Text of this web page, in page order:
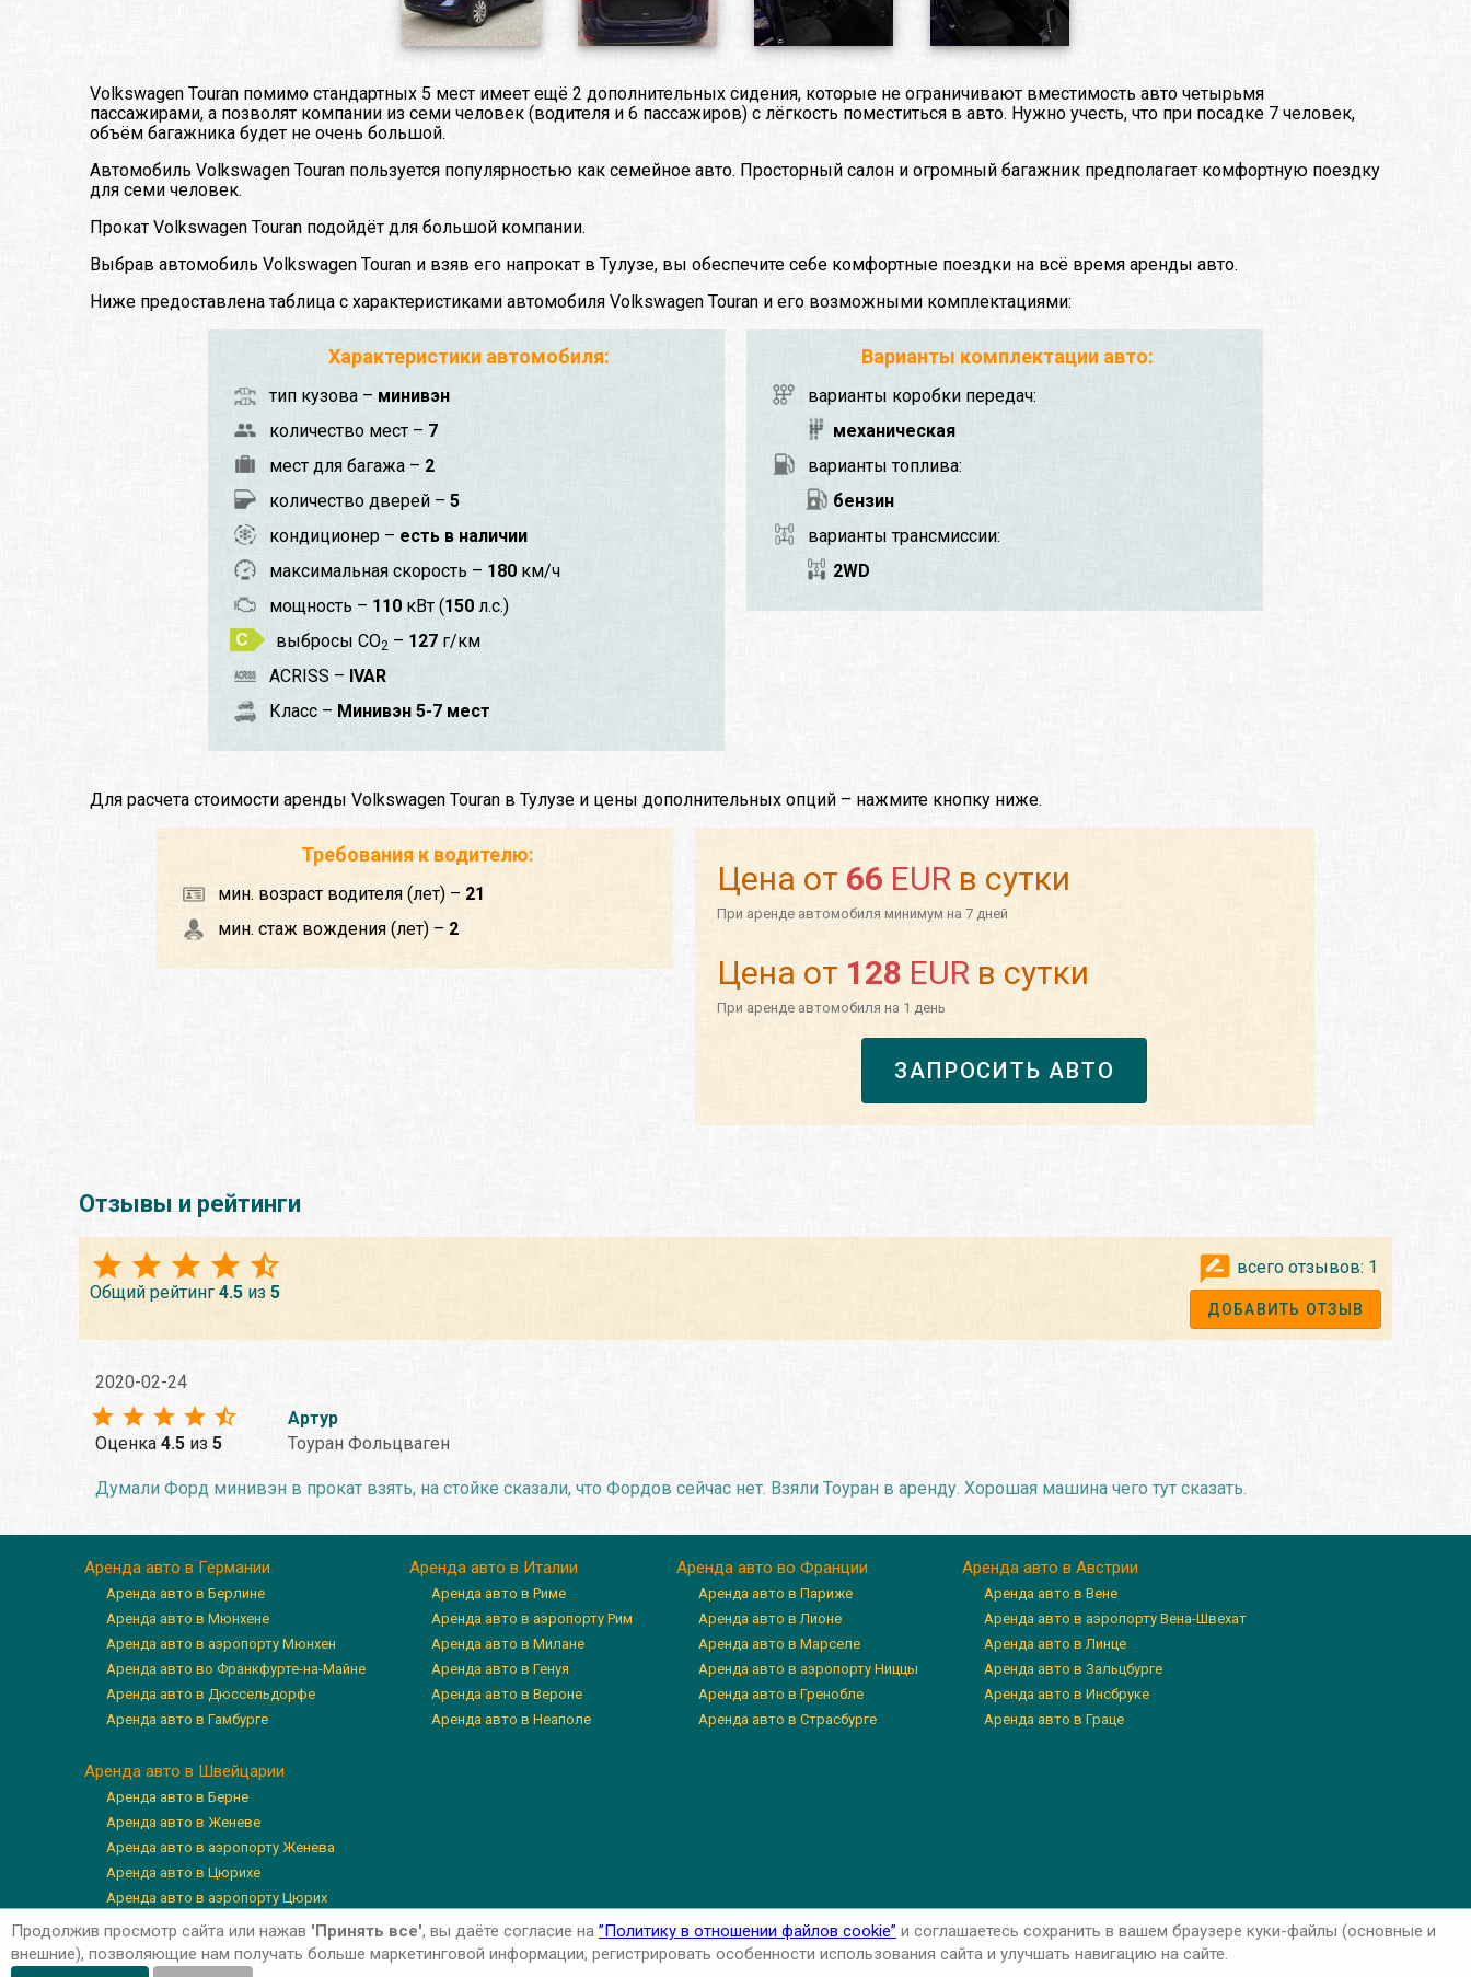
Volkswagen Touran помимо стандартных 5 мест имеет ещё 2 дополнительных сидения, которые не ограничивают вместимость авто четырьмя
пассажирами, а позволят компании из семи человек (водителя и 6 пассажиров) с лёгкость поместиться в авто. Нужно учесть, что при посадке 7 человек,
объём багажника будет не очень большой.
Автомобиль Volkswagen Touran пользуется популярностью как семейное авто. Просторный салон и огромный багажник предполагает комфортную поездку
для семи человек.
Прокат Volkswagen Touran подойдёт для большой компании.
Выбрав автомобиль Volkswagen Touran и взяв его напрокат в Тулузе, вы обеспечите себе комфортные поездки на всё время аренды авто.
Ниже предоставлена таблица с характеристиками автомобиля Volkswagen Touran и его возможными комплектациями:
Характеристики автомобиля:
тип кузова – минивэн
количество мест – 7
мест для багажа – 2
количество дверей – 5
кондиционер – есть в наличии
максимальная скорость – 180 км/ч
мощность – 110 кВт (150 л.с.)
выбросы CO2 – 127 г/км
ACRISS – IVAR
Класс – Минивэн 5-7 мест
Варианты комплектации авто:
варианты коробки передач:
механическая
варианты топлива:
бензин
варианты трансмиссии:
2WD
Для расчета стоимости аренды Volkswagen Touran в Тулузе и цены дополнительных опций – нажмите кнопку ниже.
Требования к водителю:
мин. возраст водителя (лет) – 21
мин. стаж вождения (лет) – 2
Цена от 66 EURв сутки
При аренде автомобиля минимум на 7 дней
Цена от 128 EURв сутки
При аренде автомобиля на 1 день
ЗАПРОСИТЬ АВТО
Отзывы и рейтинги
Общий рейтинг 4.5 из 5
всего отзывов: 1
ДОБАВИТЬ ОТЗЫВ
2020-02-24
Оценка 4.5 из 5
Артур
Тоуран Фольцваген
Думали Форд минивэн в прокат взять, на стойке сказали, что Фордов сейчас нет. Взяли Тоуран в аренду. Хорошая машина чего тут сказать.
Аренда авто в Германии
Аренда авто в Берлине
Аренда авто в Мюнхене
Аренда авто в аэропорту Мюнхен
Аренда авто во Франкфурте-на-Майне
Аренда авто в Дюссельдорфе
Аренда авто в Гамбурге
Аренда авто в Италии
Аренда авто в Риме
Аренда авто в аэропорту Рим
Аренда авто в Милане
Аренда авто в Генуя
Аренда авто в Вероне
Аренда авто в Неаполе
Аренда авто во Франции
Аренда авто в Париже
Аренда авто в Лионе
Аренда авто в Марселе
Аренда авто в аэропорту Ниццы
Аренда авто в Гренобле
Аренда авто в Страсбурге
Аренда авто в Австрии
Аренда авто в Вене
Аренда авто в аэропорту Вена-Швехат
Аренда авто в Линце
Аренда авто в Зальцбурге
Аренда авто в Инсбруке
Аренда авто в Граце
Аренда авто в Швейцарии
Аренда авто в Берне
Аренда авто в Женеве
Аренда авто в аэропорту Женева
Аренда авто в Цюрихе
Аренда авто в аэропорту Цюрих
Аренда авто в Люцерне
Продолжив просмотр сайта или нажав 'Принять все', вы даёте согласие на ”Политику в отношении файлов cookie” и соглашаетесь сохранить в вашем браузере куки-файлы (основные и
внешние), позволяющие нам получать больше маркетинговой информации, регистрировать особенности использования сайта и улучшать навигацию на сайте.